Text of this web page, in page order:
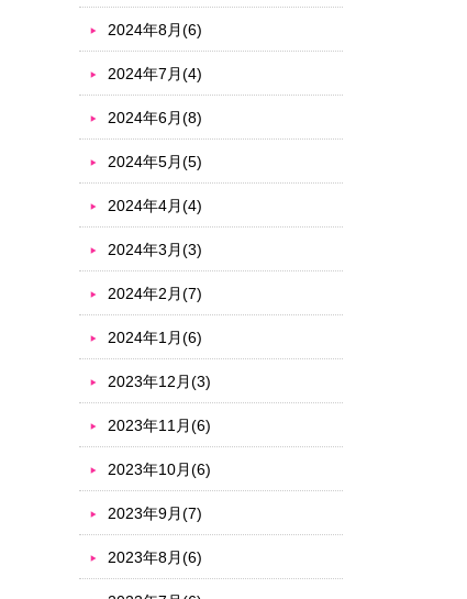
2024年8月(6)
2024年7月(4)
2024年6月(8)
2024年5月(5)
2024年4月(4)
2024年3月(3)
2024年2月(7)
2024年1月(6)
2023年12月(3)
2023年11月(6)
2023年10月(6)
2023年9月(7)
2023年8月(6)